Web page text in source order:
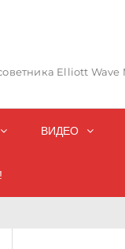
Elliott Wave
ВИДЕО